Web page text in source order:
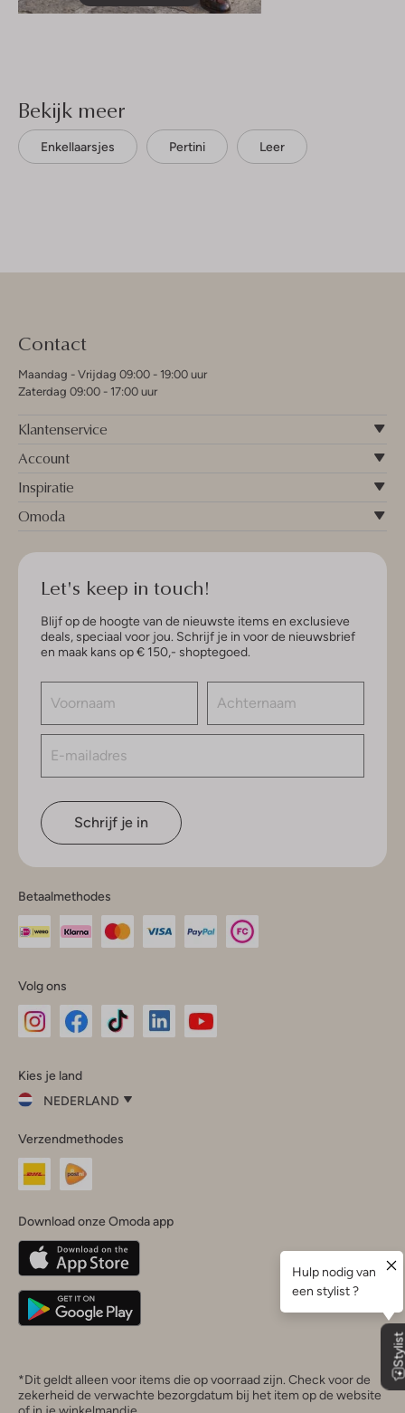
Bekijk meer
Enkellaarsjes Pertini Leer
Contact
Maandag - Vrijdag 09:00 - 19:00 uur
Zaterdag 09:00 - 17:00 uur
Klantenservice
Account
Inspiratie
Omoda
Let's keep in touch!
Blijf op de hoogte van de nieuwste items en exclusieve
deals, speciaal voor jou. Schrijf je in voor de nieuwsbrief
en maak kans op € 150,- shoptegoed.
Schrijf je in
Betaalmethodes
Volg ons
InstagramFacebook
Kies je land
NEDERLAND
je
land
Nederland
Belgique(Français)
Deutschland
Verzendmethodes
Download onze Omoda app
*Dit geldt alleen voor items die op voorraad zijn. Check voor de
zekerheid de verwachte bezorgdatum bij het item op de website